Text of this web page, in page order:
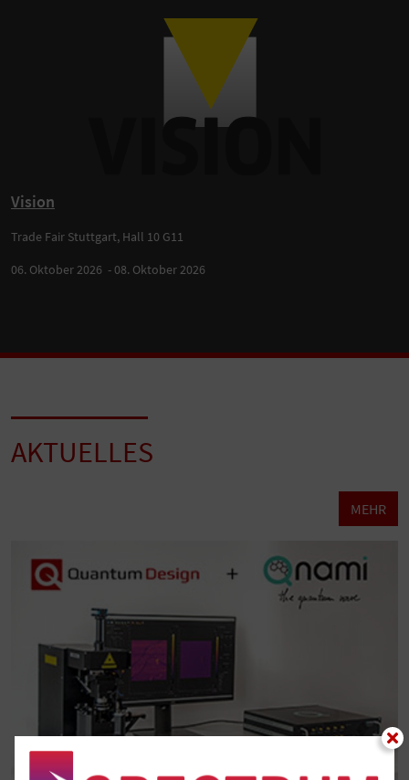
Vision
Trade Fair Stuttgart, Hall 10 G11
06. Oktober 2026 - 08. Oktober 2026
AKTUELLES
MEHR